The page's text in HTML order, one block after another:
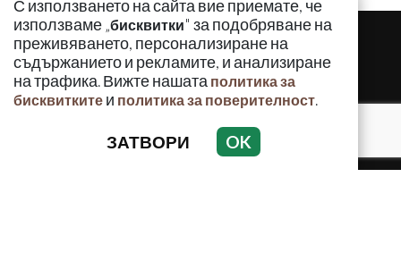
С използването на сайта вие приемате, че
използваме „бисквитки" за подобряване на
преживяването, персонализиране на
съдържанието и рекламите, и анализиране
на трафика. Вижте нашата политика за
бисквитките и политика за поверителност.
ЗАТВОРИ OK